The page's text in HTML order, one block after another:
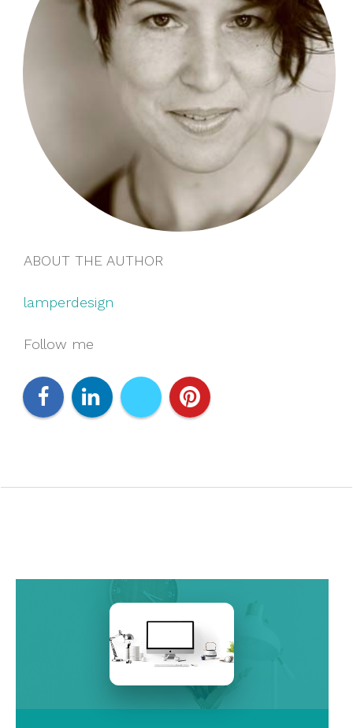
ABOUT THE AUTHOR
lamperdesign
Follow me